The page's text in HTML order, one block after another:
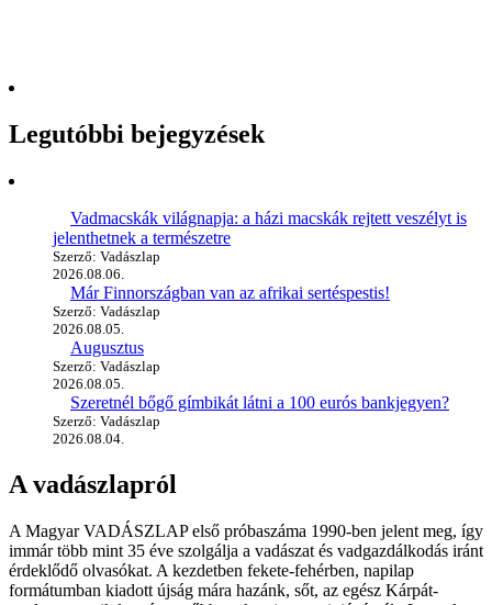
Legutóbbi bejegyzések
Vadmacskák világnapja: a házi macskák rejtett veszélyt is
jelenthetnek a természetre
Szerző: Vadászlap
2026.08.06.
Már Finnországban van az afrikai sertéspestis!
Szerző: Vadászlap
2026.08.05.
Augusztus
Szerző: Vadászlap
2026.08.05.
Szeretnél bőgő gímbikát látni a 100 eurós bankjegyen?
Szerző: Vadászlap
2026.08.04.
A vadászlapról
A Magyar VADÁSZLAP első próbaszáma 1990-ben jelent meg, így
immár több mint 35 éve szolgálja a vadászat és vadgazdálkodás iránt
érdeklődő olvasókat. A kezdetben fekete-fehérben, napilap
formátumban kiadott újság mára hazánk, sőt, az egész Kárpát-